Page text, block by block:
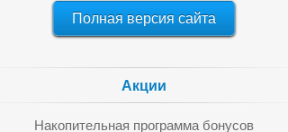
Полная версия сайта
Акции
Накопительная программа бонусов